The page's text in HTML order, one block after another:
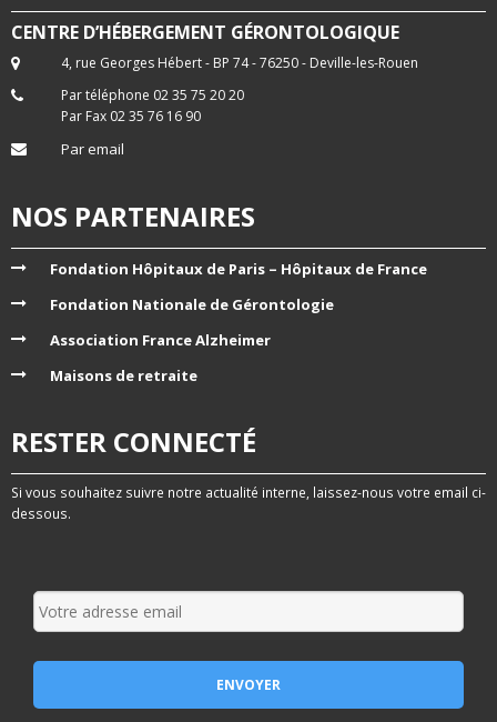
CENTRE D’HÉBERGEMENT GÉRONTOLOGIQUE
4, rue Georges Hébert - BP 74 - 76250 - Deville-les-Rouen
Par téléphone 02 35 75 20 20
Par Fax 02 35 76 16 90
Par email
NOS PARTENAIRES
Fondation Hôpitaux de Paris – Hôpitaux de France
Fondation Nationale de Gérontologie
Association France Alzheimer
Maisons de retraite
RESTER CONNECTÉ
Si vous souhaitez suivre notre actualité interne, laissez-nous votre email ci-
dessous.